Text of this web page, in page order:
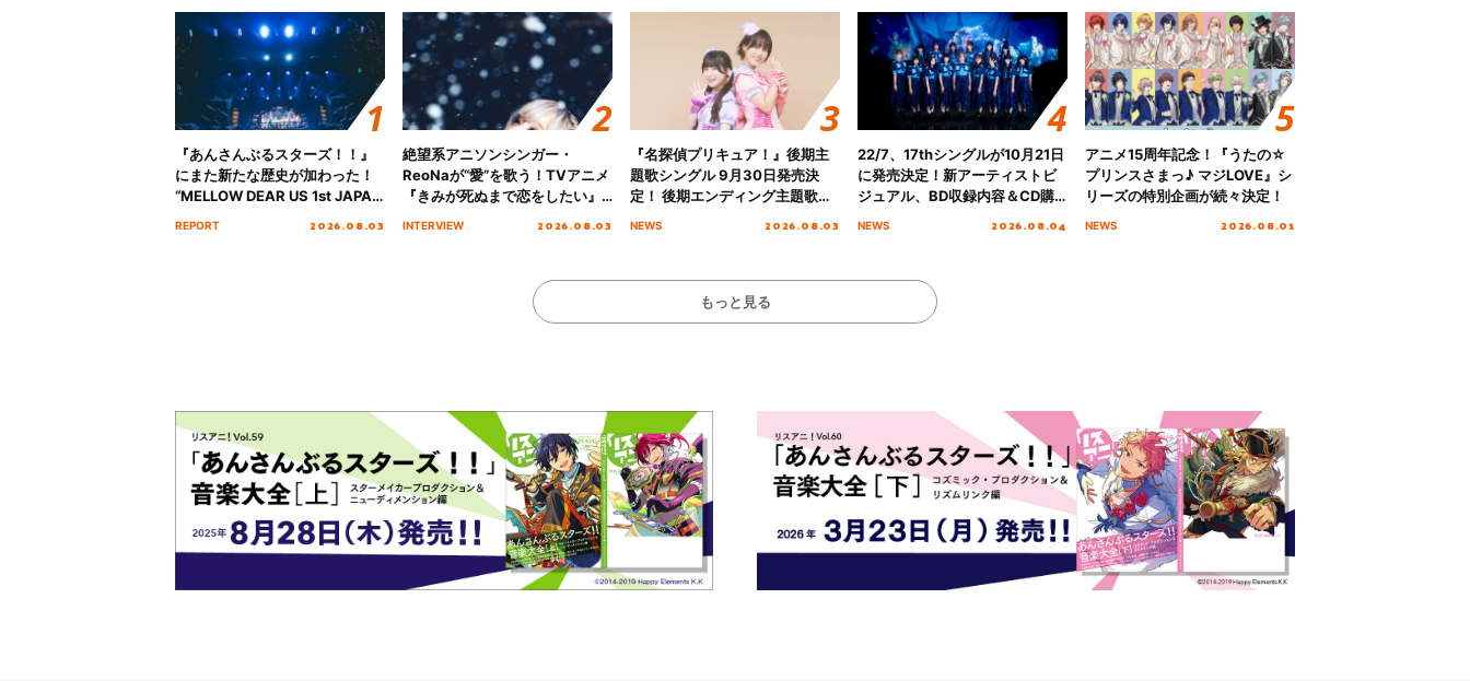
『あんさんぶるスターズ！！』
にまた新たな歴史が加わった！
“MELLOW DEAR US 1st JAPAN
REPORT 2026.08.03
絶望系アニソンシンガー・
ReoNaが“愛”を歌う！TVアニメ
『きみが死ぬまで恋をしたい』
INTERVIEW 2026.08.03
『名探偵プリキュア！』後期主
題歌シングル 9月30日発売決
定！ 後期エンディング主題歌
NEWS 2026.08.03
22/7、17thシングルが10月21日
に発売決定！新アーティストビ
ジュアル、BD収録内容＆CD購
NEWS 2026.08.04
アニメ15周年記念！『うたの☆
プリンスさまっ♪ マジLOVE』シ
リーズの特別企画が続々決定！
NEWS 2026.08.01
もっと見る